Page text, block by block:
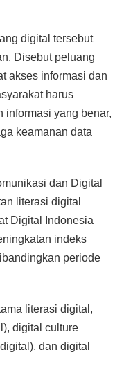
digital tersebut
Disebut peluang
akses informasi dan
harus
informasi yang benar,
keamanan data
dan Digital
literasi digital
Digital Indonesia
indeks
periode
literasi digital,
digital culture
dan digital